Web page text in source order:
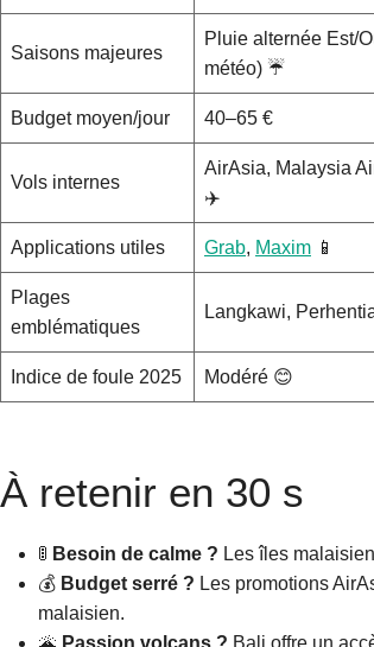
Saisons majeures
Pluie alternée Est/
météo) ☔
Budget moyen/jour 40–65 €
Vols internes
AirAsia, Malaysia
✈️
Applications utiles Grab, Maxim 📱
Plages
emblématiques
Langkawi,
Indice de foule 2025 Modéré 😊
À retenir en 30 s
🚦 Besoin de calme ? Les îles
💰 Budget serré ? Les promotions
malaisien.
🌋 Passion volcans ? Bali offre un